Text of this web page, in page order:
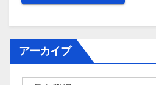
アーカイブ